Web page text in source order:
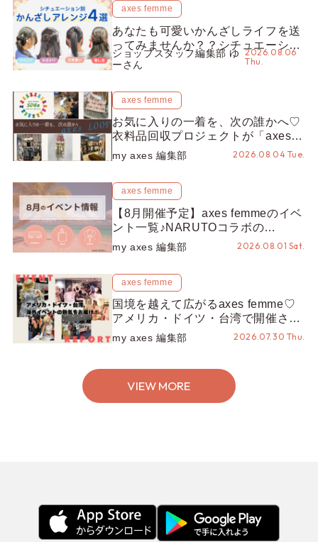
axes femme
あなたも可愛いかんざしライフを送
ってみませんか？？シチュエーショ
ン別“かんざし”のオススメ【ショッ
プスタッフ編集部】
ショップスタッフ編集部 ゆ
ーさん
2026.08.06
Thu.
axes femme
お気に入りの一着を、次の誰かへ♡
衣料品回収プロジェクトが「axes
LOOP」にアップデート！活用する
とポイントが手に入る◎
my axes 編集部 2026.08.04 Tue.
axes femme
【8月開催予定】axes femmeのイベ
ント一覧♪NARUTOコラボの
REZEN POPUPから、プチYour
Stage.、ティーパーティまで！8月
my axes 編集部 2026.08.01 Sat.
axes femme
国境を越えて広がるaxes femme♡
アメリカ・ドイツ・台湾で開催され
たイベントをお届け！美沙子さんか
らのコメントも♬【海外イベントレ
my axes 編集部 2026.07.30 Thu.
VIEW MORE